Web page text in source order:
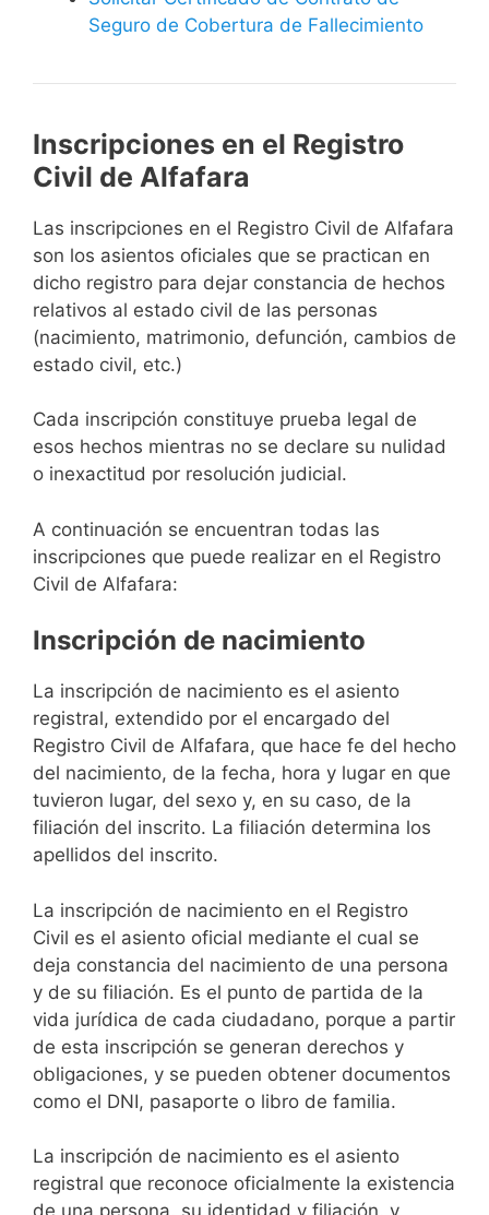
Seguro de Cobertura de Fallecimiento
Inscripciones en el Registro
Civil de Alfafara
Las inscripciones en el Registro Civil de Alfafara
son los asientos oficiales que se practican en
dicho registro para dejar constancia de hechos
relativos al estado civil de las personas
(nacimiento, matrimonio, defunción, cambios de
estado civil, etc.)
Cada inscripción constituye prueba legal de
esos hechos mientras no se declare su nulidad
o inexactitud por resolución judicial.
A continuación se encuentran todas las
inscripciones que puede realizar en el Registro
Civil de Alfafara:
Inscripción de nacimiento
La inscripción de nacimiento es el asiento
registral, extendido por el encargado del
Registro Civil de Alfafara, que hace fe del hecho
del nacimiento, de la fecha, hora y lugar en que
tuvieron lugar, del sexo y, en su caso, de la
filiación del inscrito. La filiación determina los
apellidos del inscrito.
La inscripción de nacimiento en el Registro
Civil es el asiento oficial mediante el cual se
deja constancia del nacimiento de una persona
y de su filiación. Es el punto de partida de la
vida jurídica de cada ciudadano, porque a partir
de esta inscripción se generan derechos y
obligaciones, y se pueden obtener documentos
como el DNI, pasaporte o libro de familia.
La inscripción de nacimiento es el asiento
registral que reconoce oficialmente la existencia